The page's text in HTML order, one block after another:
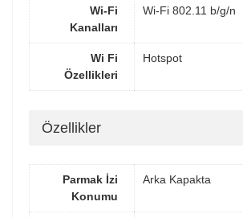
Wi-Fi
Kanalları
Wi-Fi 802.11 b/g/n
Wi Fi
Özellikleri
Hotspot
Özellikler
Parmak İzi
Konumu
Arka Kapakta